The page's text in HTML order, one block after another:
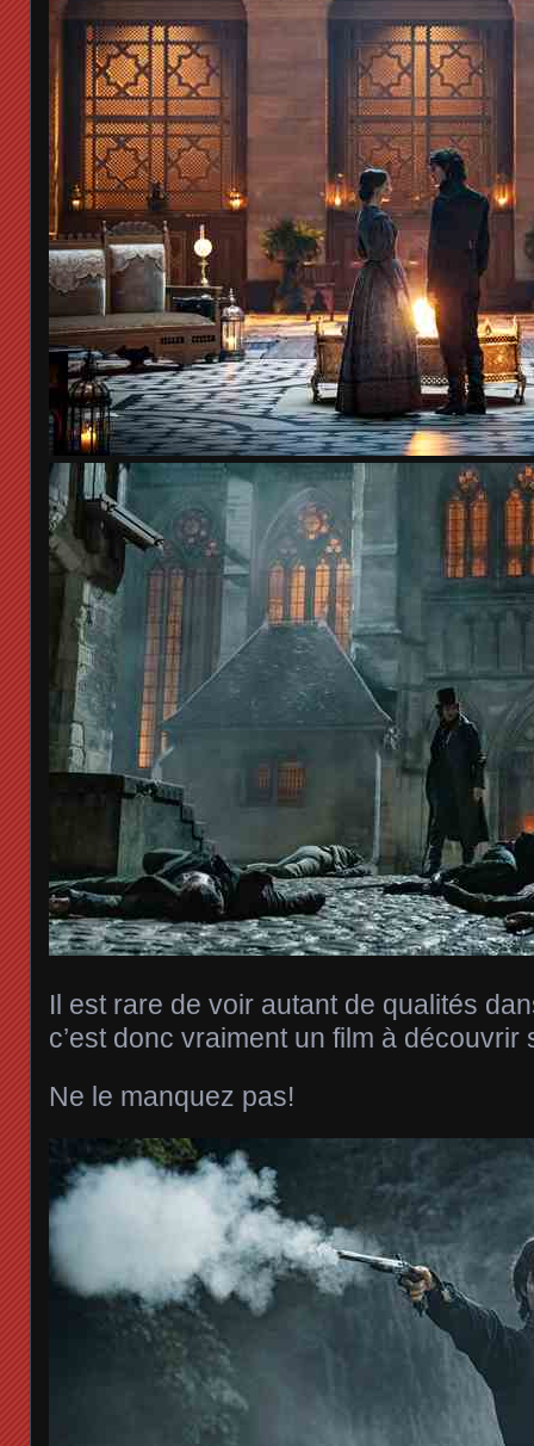
Il est rare de voir autant de qualités
c’est donc vraiment un film à découvrir
Ne le manquez pas!